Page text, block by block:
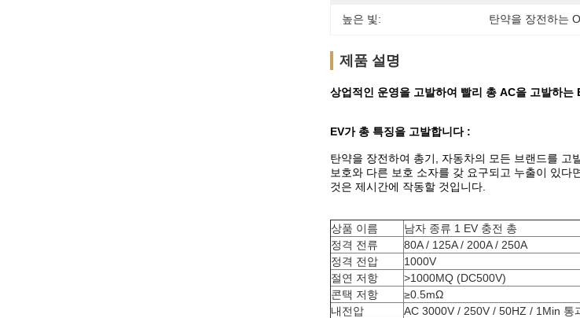
높은 빛: 탄약을 장전하는
제품 설명
상업적인 운영을 고발하여 빨리 총 AC을 고발하는
EV가 총 특징을 고발합니다 :
탄약을 장전하여 총기, 자동차의 모든 브랜드를
보호와 다른 보호 소자를 갖 요구되고 누출이 있
것은 제시간에 작동할 것입니다.
상품 이름
남자 종류 1 EV 충전 총
정격 전류
80A / 125A / 200A / 250A
정격 전압
1000V
절연 저항
>1000MQ (DC500V)
콘택 저항
≥0.5mΩ
내전압
AC 3000V / 250V / 50HZ / 1Min 통